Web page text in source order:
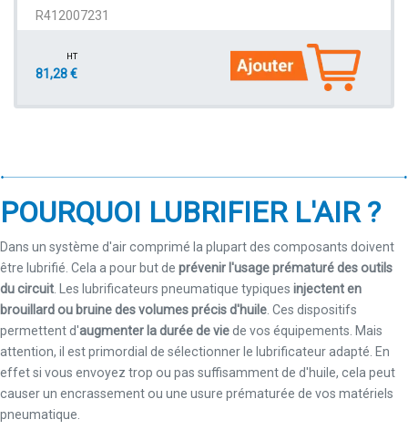
R412007231
HT
81,28 €
POURQUOI LUBRIFIER L'AIR ?
Dans un système d'air comprimé la plupart des composants doivent
être lubrifié. Cela a pour but de prévenir l'usage prématuré des outils
du circuit . Les lubrificateurs pneumatique typiques injectent en
brouillard ou bruine des volumes précis d'huile . Ces dispositifs
permettent d'augmenter la durée de viede vos équipements. Mais
attention, il est primordial de sélectionner le lubrificateur adapté. En
effet si vous envoyez trop ou pas suffisamment de d'huile, cela peut
causer un encrassement ou une usure prématurée de vos matériels
pneumatique.